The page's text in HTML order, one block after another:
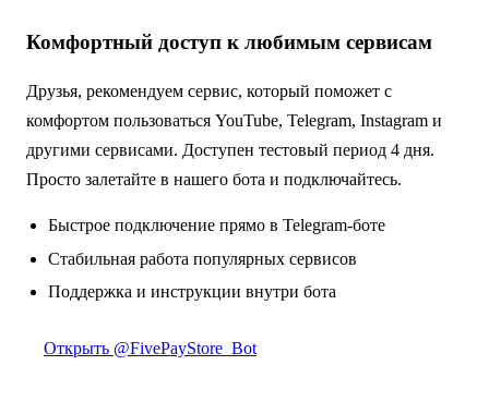
Комфортный доступ к любимым сервисам
Друзья, рекомендуем сервис, который поможет с
комфортом пользоваться YouTube, Telegram, Instagram и
другими сервисами. Доступен тестовый период 4 дня.
Просто залетайте в нашего бота и подключайтесь.
Быстрое подключение прямо в Telegram-боте
Стабильная работа популярных сервисов
Поддержка и инструкции внутри бота
Открыть @FivePayStore_Bot